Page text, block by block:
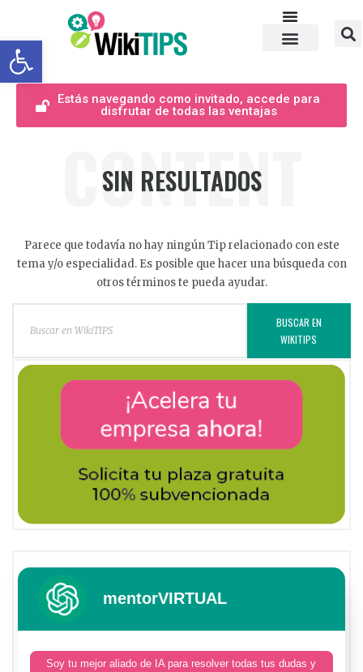
Abrir barra de herramientas
Estás navegando como invitado, accede para
disfrutar de todas las ventajas
CONTENT
SIN RESULTADOS
Parece que todavía no hay ningún Tip relacionado con este
tema y/o especialidad. Es posible que hacer una búsqueda con
otros términos te pueda ayudar.
BUSCAR EN
WIKITIPS
mentorVIRTUAL
Soy tu mejor aliado de IA para resolver todas tus dudas y